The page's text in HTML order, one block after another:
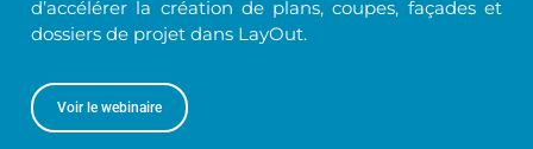
d’accélérer la création de plans, coupes, façades et
dossiers de projet dans LayOut.
Voir le webinaire